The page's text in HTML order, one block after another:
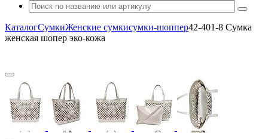
КаталогСумкиЖенские сумкисумки-шоппер42-401-8 Сумка
женская шопер эко-кожа